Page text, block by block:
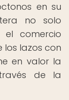
en su
no solo
el comercio
los lazos con
en valor la
de la